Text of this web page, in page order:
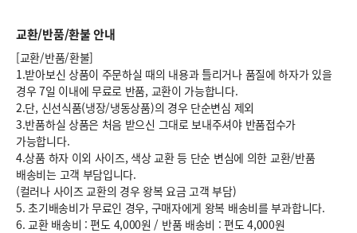
교환/반품/환불 안내
[교환/반품/환불]
1.받아보신 상품이 주문하실 때의 내용과 틀리거나 품질에 하자가 있을
경우 7일 이내에 무료로 반품, 교환이 가능합니다.
2.단, 신선식품(냉장/냉동상품)의 경우 단순변심 제외
3.반품하실 상품은 처음 받으신 그대로 보내주셔야 반품접수가
가능합니다.
4.상품 하자 이외 사이즈, 색상 교환 등 단순 변심에 의한 교환/반품
배송비는 고객 부담입니다.
(컬러나 사이즈 교환의 경우 왕복 요금 고객 부담)
5. 초기배송비가 무료인 경우, 구매자에게 왕복 배송비를 부과합니다.
6.교환 배송비 : 편도 4,000원 / 반품 배송비 : 편도 4,000원